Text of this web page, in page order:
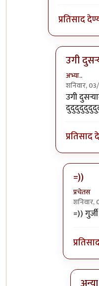
प्रतिसाद
उगी
अभ्या..
शनिवार,
In reply
उगी
प्रतिसाद
=))
प्रचेतस
शनिवार,
In
=))